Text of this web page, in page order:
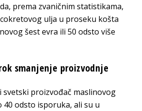
prema zvaničnim statistikama,
ulja u proseku košta
šest evra ili 50 odsto više
smanjenje proizvodnje
svetski proizvođač maslinovog
40 odsto isporuka, ali su u